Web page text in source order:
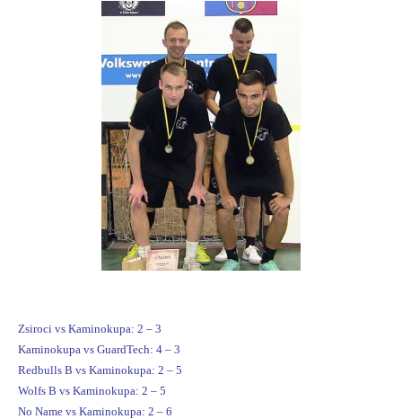
Zsiroci vs Kaminokupa: 2 – 3
Kaminokupa vs GuardTech: 4 – 3
Redbulls B vs Kaminokupa: 2 – 5
Wolfs B vs Kaminokupa: 2 – 5
No Name vs Kaminokupa: 2 – 6